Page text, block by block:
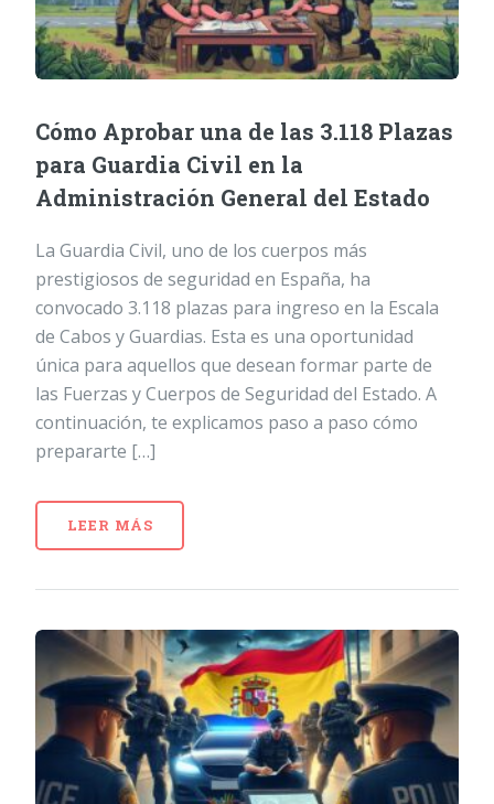
Cómo Aprobar una de las 3.118 Plazas
para Guardia Civil en la
Administración General del Estado
La Guardia Civil, uno de los cuerpos más
prestigiosos de seguridad en España, ha
convocado 3.118 plazas para ingreso en la Escala
de Cabos y Guardias. Esta es una oportunidad
única para aquellos que desean formar parte de
las Fuerzas y Cuerpos de Seguridad del Estado. A
continuación, te explicamos paso a paso cómo
prepararte […]
LEER MÁS